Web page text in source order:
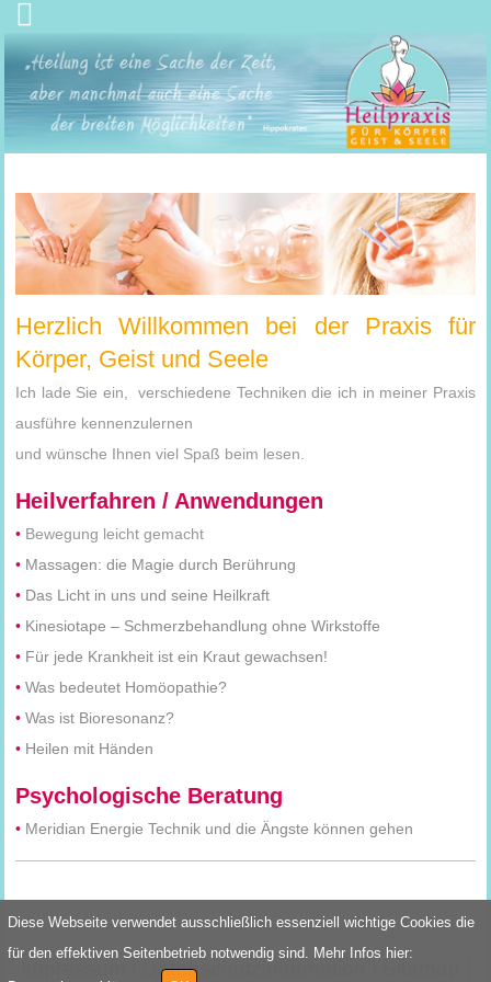
Herzlich Willkommen bei der Praxis für
Körper, Geist und Seele
Ich lade Sie ein, verschiedene Techniken die ich in meiner Praxis
ausführe kennenzulernen
und wünsche Ihnen viel Spaß beim lesen.
Heilverfahren / Anwendungen
• Bewegung leicht gemacht
• Massagen: die Magie durch Berührung
• Das Licht in uns und seine Heilkraft
• Kinesiotape – Schmerzbehandlung ohne Wirkstoffe
• Für jede Krankheit ist ein Kraut gewachsen!
• Was bedeutet Homöopathie?
• Was ist Bioresonanz?
• Heilen mit Händen
Psychologische Beratung
• Meridian Energie Technik und die Ängste können gehen
Datenschutzinformation
Diese Webseite verwendet ausschließlich essenziell wichtige Cookies die
für den effektiven Seitenbetrieb notwendig sind. Mehr Infos hier: